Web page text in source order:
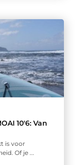
10'6: Van
is voor
Of je ...